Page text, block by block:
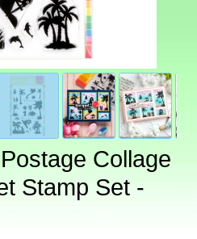
Collage
Stamp Set -